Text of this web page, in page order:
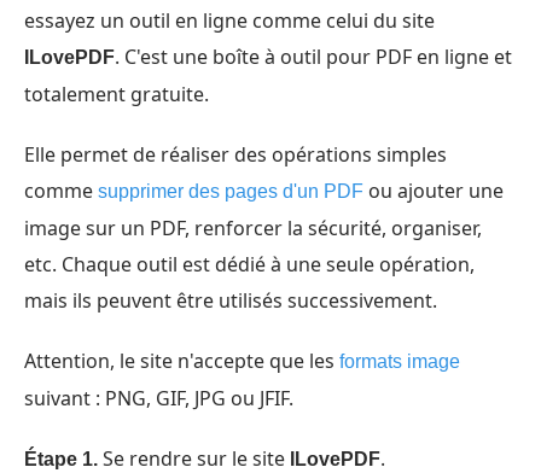
essayez un outil en ligne comme celui du site
ILovePDF. C'est une boîte à outil pour PDF en ligne et
totalement gratuite.
Elle permet de réaliser des opérations simples
comme supprimer des pages d'un PDF ou ajouter une
image sur un PDF, renforcer la sécurité, organiser,
etc. Chaque outil est dédié à une seule opération,
mais ils peuvent être utilisés successivement.
Attention, le site n'accepte que les formats image
suivant : PNG, GIF, JPG ou JFIF.
Étape 1. Se rendre sur le site ILovePDF.